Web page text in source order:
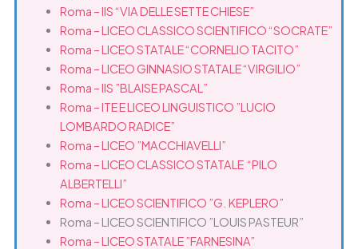
Roma – IIS “VIA DELLE SETTE CHIESE”
Roma – LICEO CLASSICO SCIENTIFICO “SOCRATE”
Roma – LICEO STATALE “CORNELIO TACITO”
Roma – LICEO GINNASIO STATALE “VIRGILIO”
Roma – IIS ”BLAISE PASCAL”
Roma – ITE E LICEO LINGUISTICO ”LUCIO
LOMBARDO RADICE”
Roma – LICEO ”MACCHIAVELLI”
Roma – LICEO CLASSICO STATALE “PILO
ALBERTELLI”
Roma – LICEO SCIENTIFICO ”G. KEPLERO”
Roma – LICEO SCIENTIFICO ”LOUIS PASTEUR”
Roma – LICEO STATALE ”FARNESINA”